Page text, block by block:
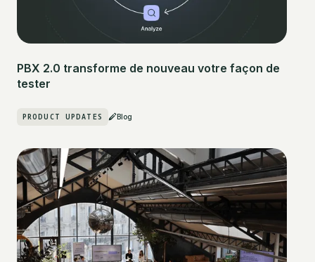
PBX 2.0 transforme de nouveau votre façon de
tester
PRODUCT UPDATES Blog